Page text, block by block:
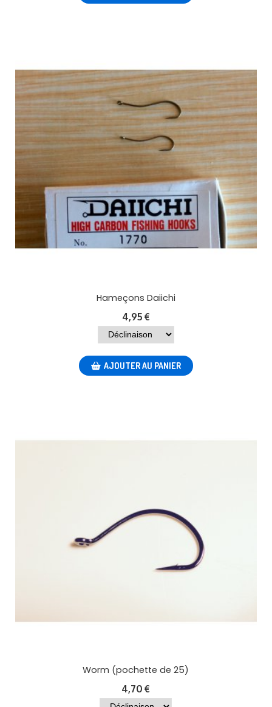
Hameçons Daiichi
4,95 €
AJOUTER AU PANIER
Worm (pochette de 25)
4,70 €